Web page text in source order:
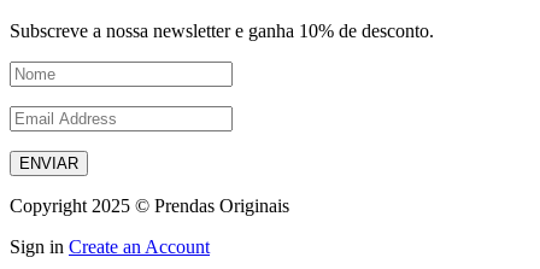
Subscreve a nossa newsletter e ganha 10% de desconto.
ENVIAR
Copyright 2025 © Prendas Originais
Sign in Create an Account